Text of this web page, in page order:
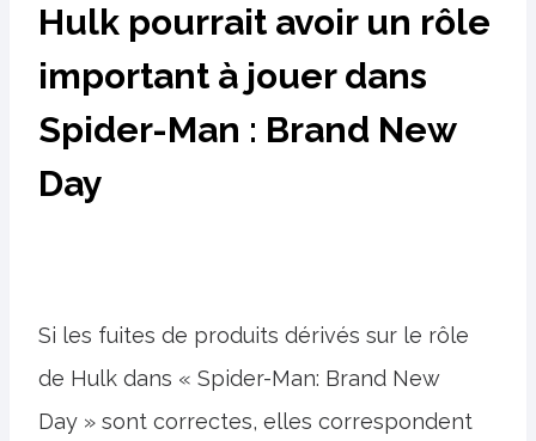
Hulk pourrait avoir un rôle
important à jouer dans
Spider-Man : Brand New
Day
Si les fuites de produits dérivés sur le rôle
de Hulk dans « Spider-Man: Brand New
Day » sont correctes, elles correspondent